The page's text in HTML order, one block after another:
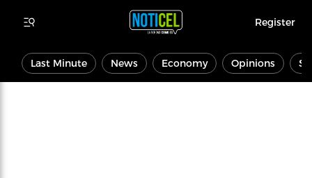
Register
Last Minute News Economy Opinions